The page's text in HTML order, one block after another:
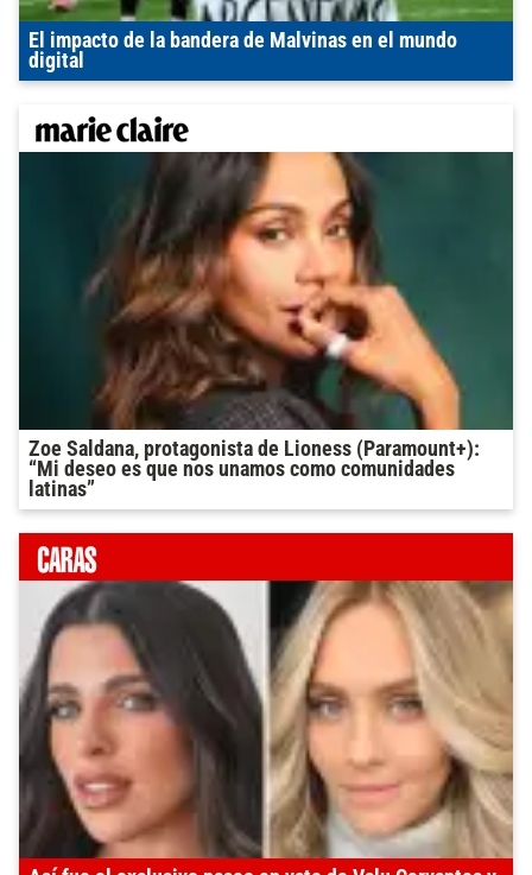
El impacto de la bandera de Malvinas en el mundo
digital
Zoe Saldana, protagonista de Lioness (Paramount+):
“Mi deseo es que nos unamos como comunidades
latinas”